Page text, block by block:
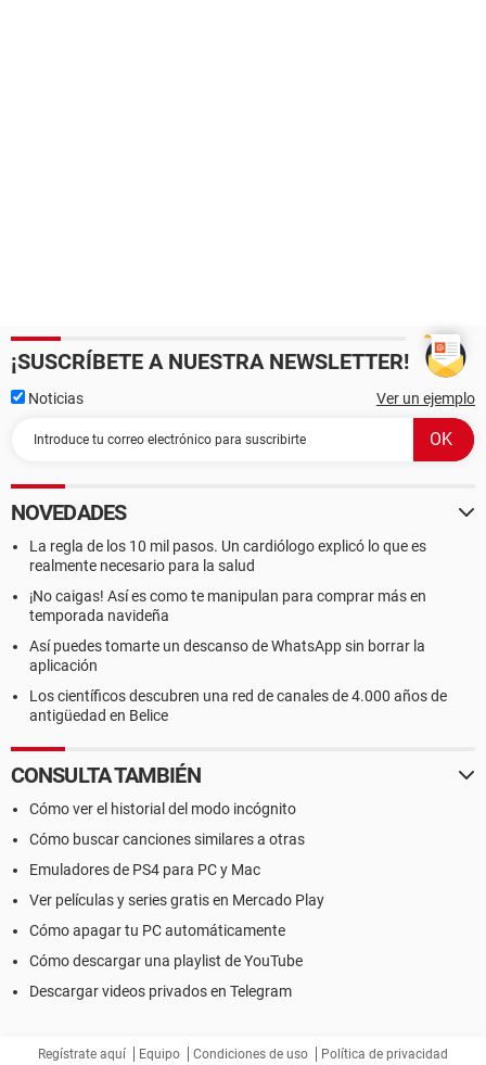
¡SUSCRÍBETE A NUESTRA NEWSLETTER!
Noticias Ver un ejemplo
NOVEDADES
La regla de los 10 mil pasos. Un cardiólogo explicó lo que es
realmente necesario para la salud
¡No caigas! Así es como te manipulan para comprar más en
temporada navideña
Así puedes tomarte un descanso de WhatsApp sin borrar la
aplicación
Los científicos descubren una red de canales de 4.000 años de
antigüedad en Belice
CONSULTA TAMBIÉN
Cómo ver el historial del modo incógnito
Cómo buscar canciones similares a otras
Emuladores de PS4 para PC y Mac
Ver películas y series gratis en Mercado Play
Cómo apagar tu PC automáticamente
Cómo descargar una playlist de YouTube
Descargar videos privados en Telegram
Regístrate aquí Equipo Condiciones de uso Política de privacidad